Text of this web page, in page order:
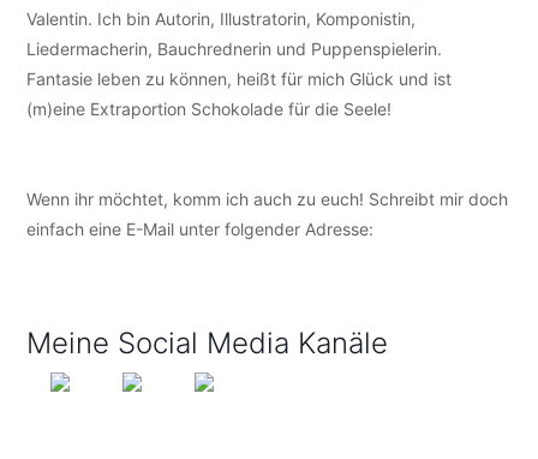
Valentin. Ich bin Autorin, Illustratorin, Komponistin,
Liedermacherin, Bauchrednerin und Puppenspielerin.
Fantasie leben zu können, heißt für mich Glück und ist
(m)eine Extraportion Schokolade für die Seele!
Wenn ihr möchtet, komm ich auch zu euch! Schreibt mir doch
einfach eine E-Mail unter folgender Adresse:
Meine Social Media Kanäle